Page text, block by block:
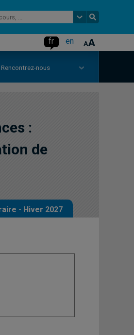
fr en
Rencontrez-nous
:
de
- Hiver 2027